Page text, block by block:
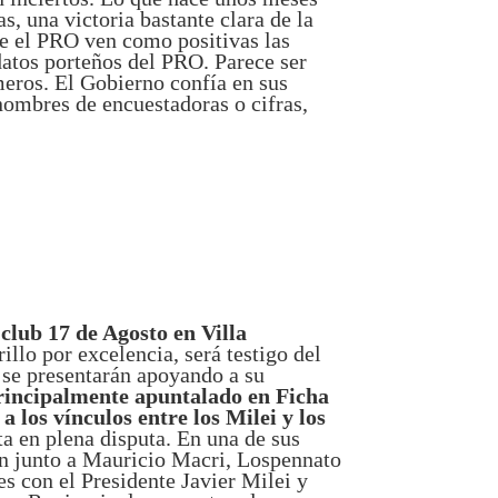
una victoria bastante clara de la
el PRO ven como positivas las
porteños del PRO. Parece ser
El Gobierno confía en sus
de encuestadoras o cifras,
17 de Agosto en Villa
por excelencia, será testigo del
presentarán apoyando a su
apuntalado en Ficha
los vínculos entre los Milei y los
en plena disputa. En una de sus
junto a Mauricio Macri, Lospennato
con el Presidente Javier Milei y